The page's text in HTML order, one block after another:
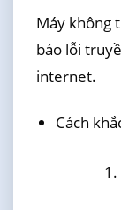
Máy không
báo lỗi
internet.
Cách